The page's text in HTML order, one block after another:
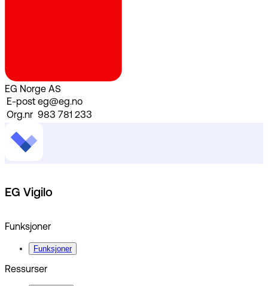
EG Norge AS
E-post eg@eg.no
Org.nr 983 781 233
EG Vigilo
Funksjoner
Funksjoner
Ressurser